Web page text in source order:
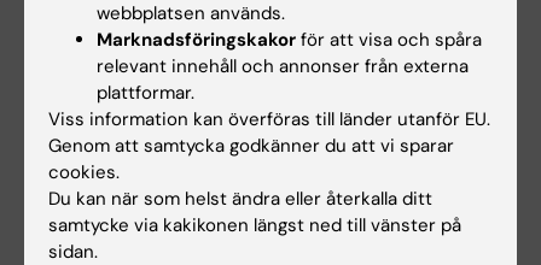
Aktivitetsplan för internationalisering 2025-
(PDF, 114.72 KB)
Hade du nytta av informationen på denna sida?
Yes
No
webbplatsen används.
Marknadsföringskakor för att visa och spåra
relevant innehåll och annonser från externa
plattformar.
Viss information kan överföras till länder utanför EU.
Genom att samtycka godkänner du att vi sparar
cookies.
Du kan när som helst ändra eller återkalla ditt
samtycke via kakikonen längst ned till vänster på
sidan.